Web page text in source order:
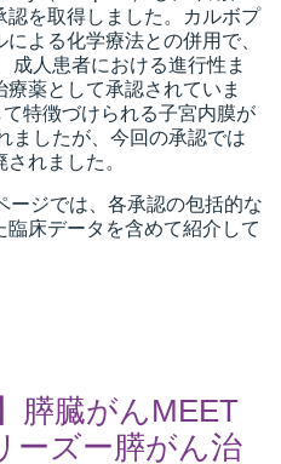
を取得しました。カルボプ
よる化学療法との併用で、
成人患者における進行性ま
薬として承認されていま
特徴づけられる子宮内膜が
ましたが、今回の承認では
れました。
ージでは、各承認の包括的な
床データを含めて紹介して
膵臓がんMEET
ーズー膵がん治